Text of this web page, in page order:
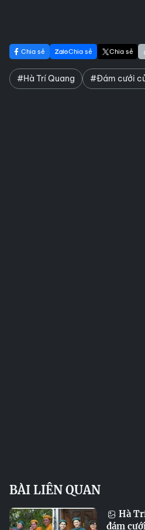
Chia sẻ Chia sẻ Chia sẻ
#Hà Trí Quang #Đám cưới
BÀI LIÊN QUAN
Hà
đám